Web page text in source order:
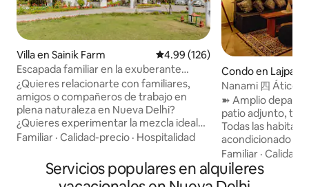
Villa en Sainik Farm Calificación promedio: 4.99 de
4.99 (126)
Escapada familiar en la exuberante
vegetación de Shiv Niwas
¿Quieres relacionarte con familiares,
amigos o compañeros de trabajo en
plena naturaleza en Nueva Delhi?
¿Quieres experimentar la mezcla ideal
de encanto y hospitalidad del viejo
modernas? ¿Deseas dar un paseo por los
extensos jardines bajo los árboles
Familiar · Calidad-precio · Hospitalidad
Condo en Lajpat
Nanami 四 Ático con patio en el sur de
Delhi
➽ Amplio
patio adjunto,
Todas las
acondicionado de
Propiedad ➽
vecindario de
tres lados,
Familiar ·Calidad-
Servicios populares en alquileres